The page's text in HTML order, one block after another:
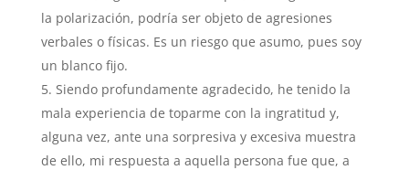
la polarización, podría ser objeto de agresiones
verbales o físicas. Es un riesgo que asumo, pues soy
un blanco fijo.
Siendo profundamente agradecido, he tenido la
mala experiencia de toparme con la ingratitud y,
alguna vez, ante una sorpresiva y excesiva muestra
de ello, mi respuesta a aquella persona fue que, a